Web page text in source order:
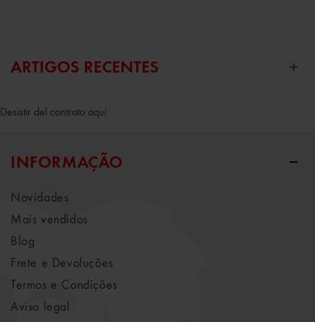
ARTIGOS RECENTES
Desistir del contrato aquí
INFORMAÇÃO
Novidades
Mais vendidos
Blog
Frete e Devoluções
Termos e Condições
Aviso legal